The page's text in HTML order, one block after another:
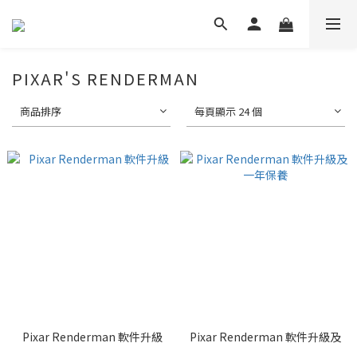
PIXAR'S RENDERMAN
商品排序 每頁顯示 24 個
Pixar Renderman 軟件升級
Pixar Renderman 軟件升級及